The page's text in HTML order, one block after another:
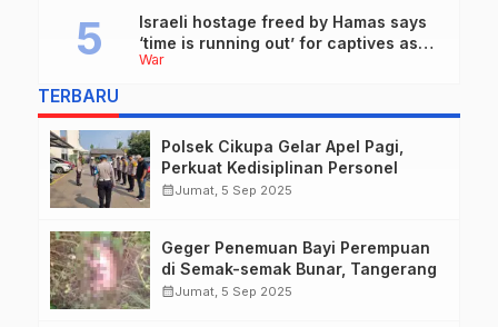
War
Israeli hostage freed by Hamas says
‘time is running out’ for captives as
she describes harrowing conditions
TERBARU
Polsek Cikupa Gelar Apel Pagi,
Perkuat Kedisiplinan Personel
calendar_monthJumat, 5 Sep 2025
Geger Penemuan Bayi Perempuan
di Semak-semak Bunar, Tangerang
calendar_monthJumat, 5 Sep 2025